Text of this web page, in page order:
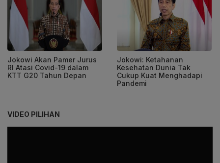
Jokowi Akan Pamer Jurus
RI Atasi Covid-19 dalam
KTT G20 Tahun Depan
Jokowi: Ketahanan
Kesehatan Dunia Tak
Cukup Kuat Menghadapi
Pandemi
VIDEO PILIHAN